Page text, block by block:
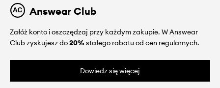
Answear Club
Załóż konto i oszczędzaj przy każdym zakupie. W Answear
Club zyskujesz do20%stałego rabatu od cen regularnych.
Dowiedz się więcej